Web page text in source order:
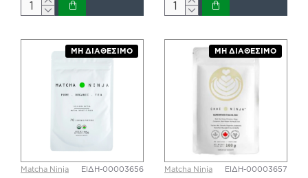
ΜΗ ΔΙΑΘΈΣΙΜΟ
Matcha Ninja ΕΙΔΗ-00003656
ΜΗ ΔΙΑΘΈΣΙΜΟ
Matcha Ninja ΕΙΔΗ-00003657